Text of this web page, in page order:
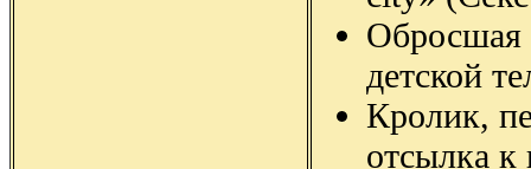
детской
Кролик,
отсылка